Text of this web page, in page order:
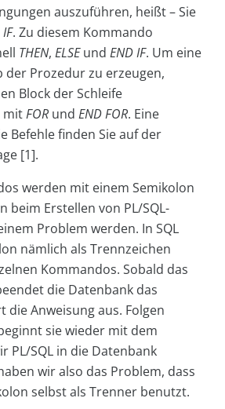
auszuführen, heißt – Sie
IF. Zu diesem Kommando
THEN, ELSEund END IF. Um eine
der Prozedur zu erzeugen,
Block der Schleife
mitFOR und END FOR. Eine
Befehle finden Sie auf der
[1].
werden mit einem Semikolon
beim Erstellen von PL/SQL-
Problem werden. In SQL
nämlich als Trennzeichen
Kommandos. Sobald das
die Datenbank das
die Anweisung aus. Folgen
sie wieder mit dem
PL/SQL in die Datenbank
wir also das Problem, dass
selbst als Trenner benutzt.